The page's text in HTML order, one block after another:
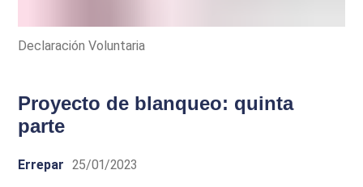
Declaración Voluntaria
Proyecto de blanqueo: quinta
parte
Errepar 25/01/2023